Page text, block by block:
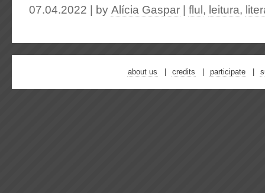
07.04.2022 | by Alícia Gaspar flul , leitura,
about us credits participate